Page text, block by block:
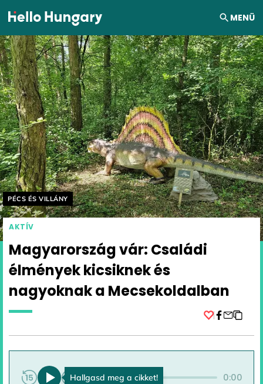
Ugrás a tartalomhoz MENÜ
Helyszín címkék:
PÉCS ÉS VILLÁNY
AKTÍV
Magyarország vár: Családi
élmények kicsiknek és
nagyoknak a Mecsekoldalban
0:00 0:00